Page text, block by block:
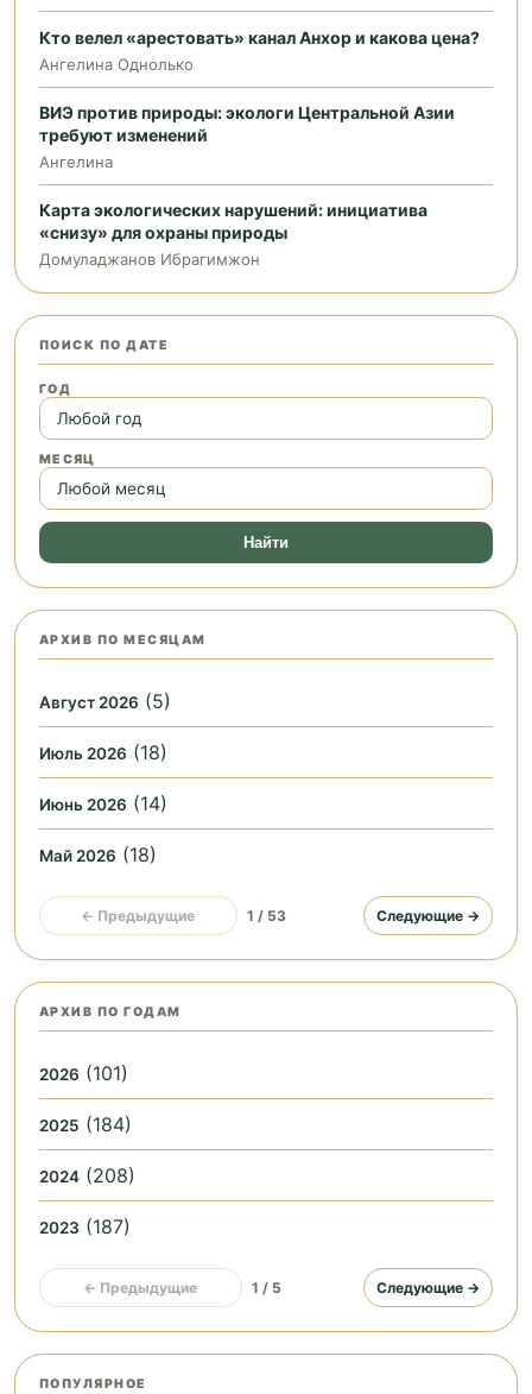
Кто велел «арестовать» канал Анхор и какова цена?
Ангелина Однолько
ВИЭ против природы: экологи Центральной Азии
требуют изменений
Ангелина
Карта экологических нарушений: инициатива
«снизу» для охраны природы
Домуладжанов Ибрагимжон
ПОИСК ПО ДАТЕ
ГОД
МЕСЯЦ
Найти
АРХИВ ПО МЕСЯЦАМ
Август 2026 (5)
Июль 2026 (18)
Июнь 2026 (14)
Май 2026 (18)
← Предыдущие 1 / 53 Следующие →
АРХИВ ПО ГОДАМ
2026 (101)
2025 (184)
2024 (208)
2023 (187)
← Предыдущие 1 / 5 Следующие →
ПОПУЛЯРНОЕ